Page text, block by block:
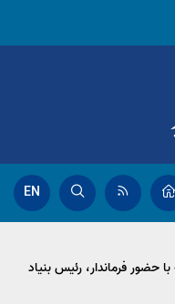
EN
حضور فرماندار، رئیس بنیاد